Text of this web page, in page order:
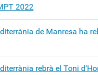
2022
de Manresa ha
rebrà el Toni